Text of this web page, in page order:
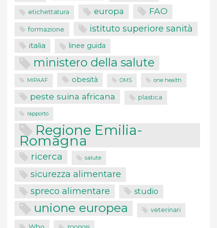
etichettatura europa FAO
formazione istituto superiore sanità
italia linee guida
ministero della salute
MIPAAF obesità OMS one health
peste suina africana plastica
rapporto
Regione Emilia-
Romagna
ricerca salute
sicurezza alimentare
spreco alimentare studio
unione europea veterinari